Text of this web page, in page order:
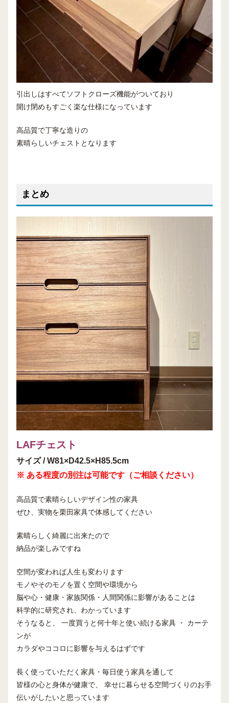
引出しはすべてソフトクローズ機能がついており
開け閉めもすごく楽な仕様になっています
高品質で丁寧な造りの
素晴らしいチェストとなります
まとめ
LAFチェスト
サイズ / W81×D42.5×H85.5cm
※ ある程度の別注は可能です（ご相談ください）
高品質で素晴らしいデザイン性の家具
ぜひ、実物を栗田家具で体感してください
素晴らしく綺麗に出来たので
納品が楽しみですね
空間が変われば人生も変わります
モノやそのモノを置く空間や環境から
脳や心・健康・家族関係・人間関係に影響があることは
科学的に研究され、わかっています
そうなると、 一度買うと何十年と使い続ける家具 ・ カーテ
ンが
カラダやココロに影響を与えるはずです
長く使っていただく家具・毎日使う家具を通して
皆様の心と身体が健康で、 幸せに暮らせる空間づくりのお手
伝いがしたいと思っています